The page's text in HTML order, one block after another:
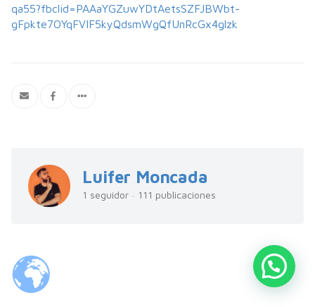
qa55?fbclid=PAAaYGZuwYDtAetsSZFJBWbt-
gFpkte7OYqFVIF5kyQdsmWgQfUnRcGx4glzk
Luifer Moncada
1 seguidor · 111 publicaciones